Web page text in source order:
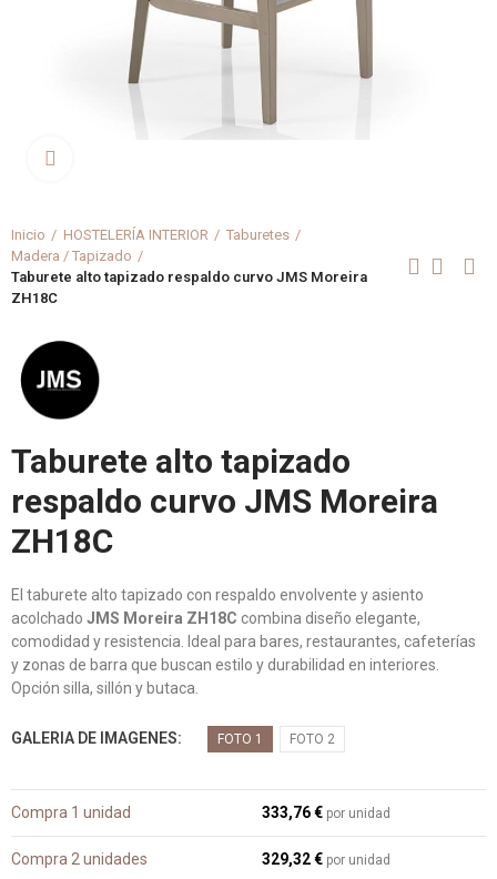
Inicio HOSTELERÍA INTERIOR
Taburetes
Madera / Tapizado
Taburete alto tapizado respaldo curvo JMS Moreira
ZH18C
Taburete alto tapizado
respaldo curvo JMS Moreira
ZH18C
El taburete alto tapizado con respaldo envolvente y asiento
acolchado JMS Moreira ZH18C combina diseño elegante,
comodidad y resistencia. Ideal para bares, restaurantes, cafeterías
y zonas de barra que buscan estilo y durabilidad en interiores.
Opción silla, sillón y butaca.
GALERIA DE IMAGENES FOTO 1 FOTO 2
Compra 1 unidad 333,76 € por unidad
Compra 2 unidades 329,32 € por unidad